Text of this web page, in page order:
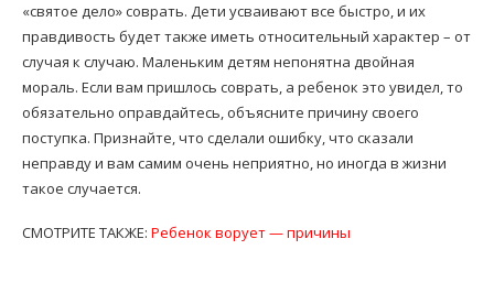
«святое дело» соврать. Дети усваивают все быстро, и их
правдивость будет также иметь относительный характер – от
случая к случаю. Маленьким детям непонятна двойная
мораль. Если вам пришлось соврать, а ребенок это увидел, то
обязательно оправдайтесь, объясните причину своего
поступка. Признайте, что сделали ошибку, что сказали
неправду и вам самим очень неприятно, но иногда в жизни
такое случается.
СМОТРИТЕ ТАКЖЕ: Ребенок ворует — причины